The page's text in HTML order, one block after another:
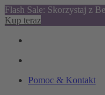
Flash Sale: Skorzystaj z
Kup teraz
Pomoc & Kontakt